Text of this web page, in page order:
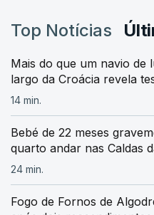
Top Notícias
Mais do que um navio de
largo da Croácia revela
14 min.
Bebé de 22 meses
quarto andar nas Caldas
24 min.
Fogo de Fornos de